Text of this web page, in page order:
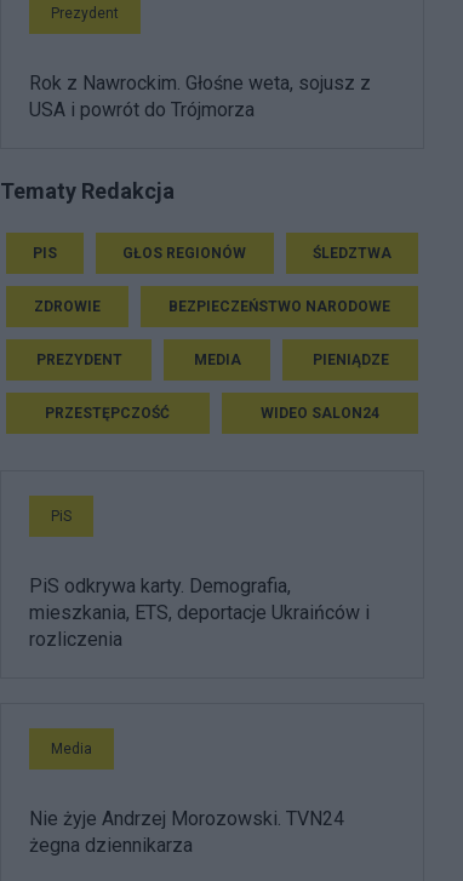
Prezydent
Rok z Nawrockim. Głośne weta, sojusz z
USA i powrót do Trójmorza
Tematy Redakcja
PIS GŁOS REGIONÓW ŚLEDZTWA
ZDROWIE BEZPIECZEŃSTWO NARODOWE
PREZYDENT MEDIA PIENIĄDZE
PRZESTĘPCZOŚĆ WIDEO SALON24
PiS
PiS odkrywa karty. Demografia,
mieszkania, ETS, deportacje Ukraińców i
rozliczenia
Media
Nie żyje Andrzej Morozowski. TVN24
żegna dziennikarza